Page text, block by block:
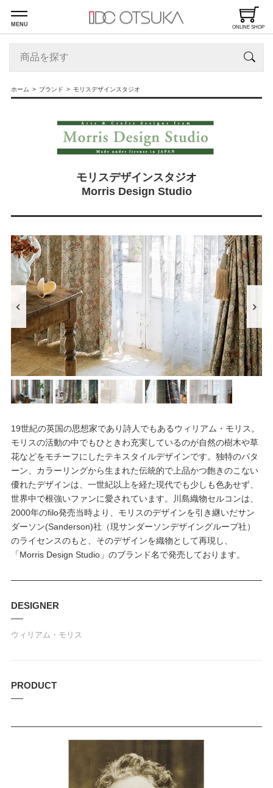
MENU ONLINE SHOP
ホーム ブランド モリスデザインスタジオ
モリスデザインスタジオ
Morris Design Studio
19世紀の英国の思想家であり詩人でもあるウィリアム・モリス。
モリスの活動の中でもひときわ充実しているのが自然の樹木や草
花などをモチーフにしたテキスタイルデザインです。独特のパタ
ーン、カラーリングから生まれた伝統的で上品かつ飽きのこない
優れたデザインは、一世紀以上を経た現代でも少しも色あせず、
世界中で根強いファンに愛されています。川島織物セルコンは、
2000年のfilo発売当時より、モリスのデザインを引き継いだサン
ダーソン(Sanderson)社（現サンダーソンデザイングループ社）
のライセンスのもと、そのデザインを織物として再現し、
「Morris Design Studio」のブランド名で発売しております。
DESIGNER
ウィリアム・モリス
PRODUCT